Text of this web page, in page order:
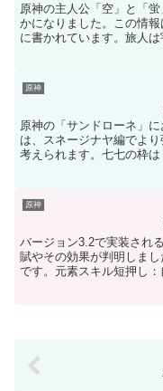
原神の主人公「空」と「
かになりました。この情
に書かれています。旅人
原神
原神の「サンドローネ」
は、スネージナヤ編でよ
考えられます。七七の枠
原神
バージョン3.2で実装され
賦やその効果が判明しま
です。元素スキル短押し